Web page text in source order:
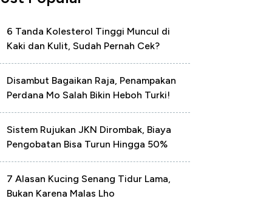
6 Tanda Kolesterol Tinggi Muncul di
Kaki dan Kulit, Sudah Pernah Cek?
Disambut Bagaikan Raja, Penampakan
Perdana Mo Salah Bikin Heboh Turki!
Sistem Rujukan JKN Dirombak, Biaya
Pengobatan Bisa Turun Hingga 50%
7 Alasan Kucing Senang Tidur Lama,
Bukan Karena Malas Lho